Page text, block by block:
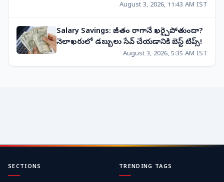
August 3, 2026, 11:43 AM IST
Salary Savings: జీతం రాగానే ఖర్చైపోతుందా?
నెలాఖరులో డబ్బులు సేవ్ చేయడానికి బెస్ట్ టిప్స్!
August 3, 2026, 5:35 AM IST
SECTIONS TRENDING TAGS